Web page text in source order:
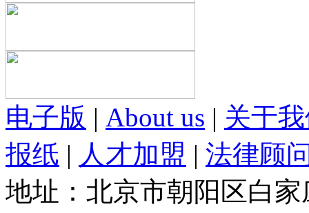
电子版 | About us | 关于
报纸 | 人才加盟 | 法律顾
地址：北京市朝阳区白